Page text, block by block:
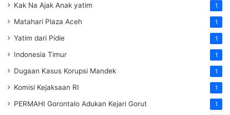
Kak Na Ajak Anak yatim 1
Matahari Plaza Aceh 1
Yatim dari Pidie 1
Indonesia Timur 1
Dugaan Kasus Korupsi Mandek 1
Komisi Kejaksaan RI 1
PERMAHI Gorontalo Adukan Kejari Gorut 1